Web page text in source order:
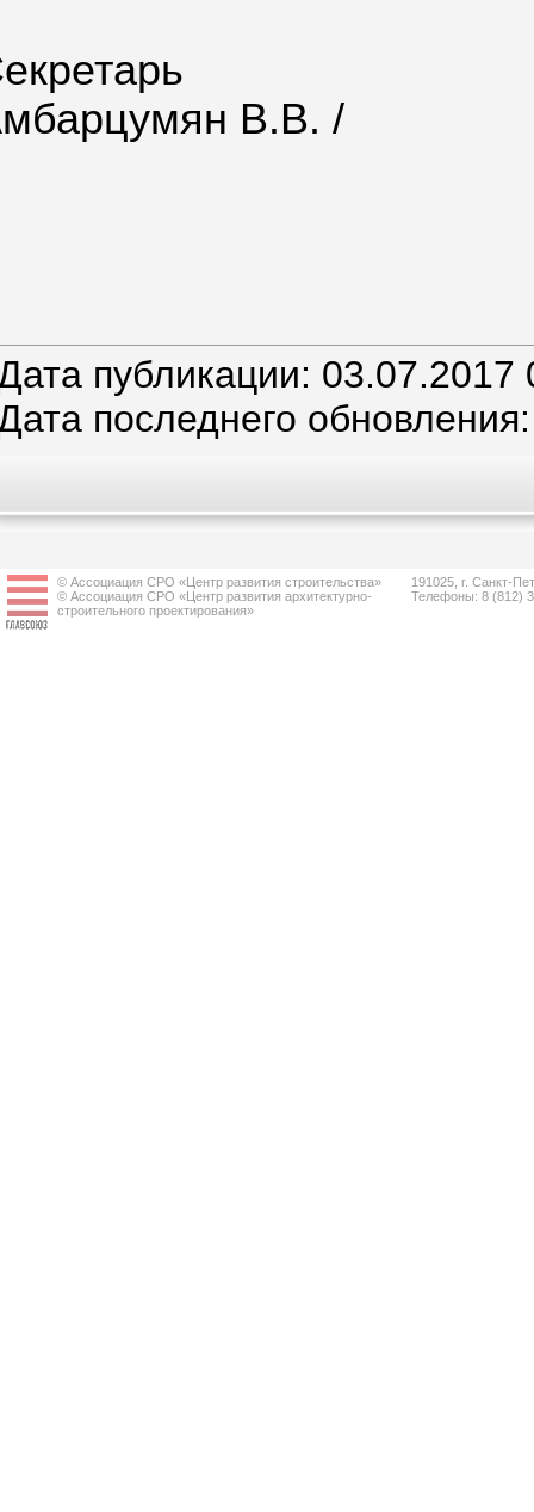
В.В. /
публикации: 03.07.2017
последнего
© Ассоциация СРО «Центр развития строительства»
© Ассоциация СРО «Центр развития архитектурно-
строительного проектирования»
191025, г. Санкт-
Телефоны: 8 (812)